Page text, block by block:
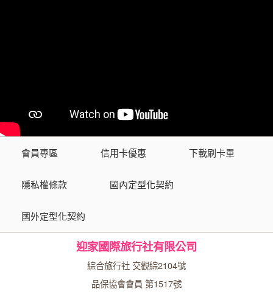
會員專區 信用卡優惠 下載刷卡單
隱私權條款 國內定型化契約
國外定型化契約
迎家國際旅行社有限公司
綜合旅行社 交觀綜2104號
品保協會會員 第1517號